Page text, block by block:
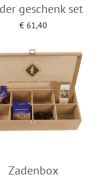
geschenk set
€61,40
Zadenbox